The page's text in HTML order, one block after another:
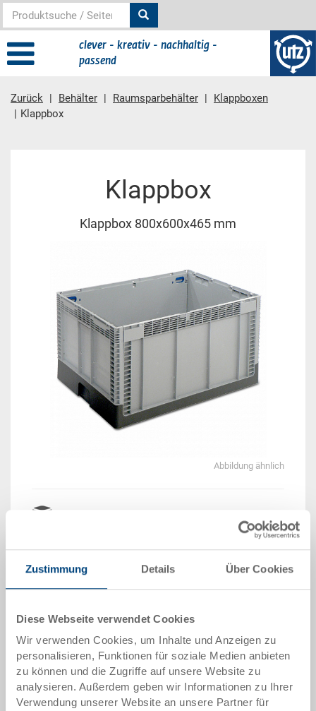
Zustimmung Details Über Cookies
Diese Webseite verwendet Cookies
Wir verwenden Cookies, um Inhalte und Anzeigen zu
personalisieren, Funktionen für soziale Medien anbieten
zu können und die Zugriffe auf unsere Website zu
analysieren. Außerdem geben wir Informationen zu Ihrer
Verwendung unserer Website an unsere Partner für
clever - kreativ - nachhaltig -
passend
Zurück Behälter Raumsparbehälter
Klappboxen
Klappbox
Klappbox
Klappbox 800x600x465 mm
Abbildung ähnlich
Lieferzeit: Auf Anfrage
Das Produkt kann nicht online bestellt werden:
Artikeldaten
Bestellnummer
34-8646-100-V.7000.0101